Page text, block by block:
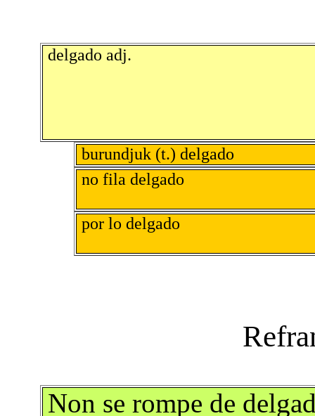
delgado adj.
burundjuk (t.) delgado
no fila delgado
por lo delgado
Non se rompe de